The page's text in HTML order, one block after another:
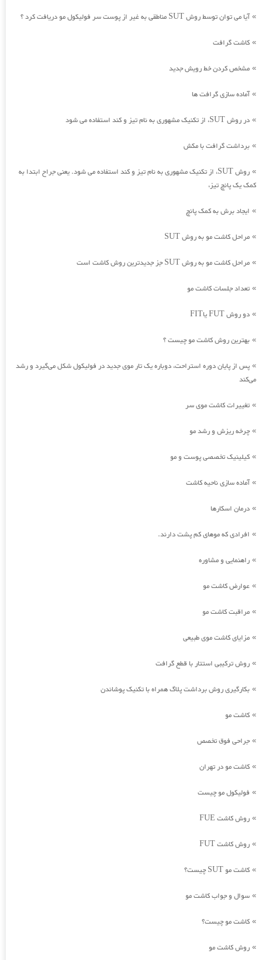
»آیا می توان توسط روش SUT مناطقی به غیر از پوست سر فولیکول مو دریافت کرد ؟
» کاشت گرافت
» مشخص کردن خط رویش جدید
»آماده سازی گرافت ها
» در روش SUT، از تکنیک مشهوری به نام تیز و کند استفاده می شود
» برداشت گرافت با مکش
»
روش SUT، از تکنیک مشهوری به نام تیز و کند استفاده می شود. یعنی جراح ابتدا به
کمک یک پانچ تیز،
» ایجاد برش به کمک پانچ
» مراحل کاشت مو به روش SUT
» مراحل کاشت مو به روش SUT جز جدیدترین روش کاشت است
» تعداد جلسات کاشت مو
» دو روش FUT یاFIT
» بهترین روش کاشت مو چیست ؟
» پس از پایان دوره استراحت، دوباره یک تار موی جدید در فولیکول شکل می‌گیرد و رشد
می‌کند
» تغییرات کاشت موی سر
» چرخه ریزش و رشد مو
» کیلینیک تخصصی پوست و مو
»آماده سازی ناحیه کاشت
» درمان اسکارها
» افرادی که موهای کم پشت دارند.
» راهنمایی و مشاوره
» عوارض کاشت مو
» مراقبت کاشت مو
» مزایای کاشت موی طبیعی
» روش ترکیبی استتار با قطع گرافت
» بکارگیری روش برداشت پلاگ همراه با تکنیک پوشاندن
» کاشت مو
» جراحی فوق تخصص
» کاشت مو در تهران
» فولیکول مو چیست
» روش کاشت FUE
» روش کاشت FUT
» کاشت مو SUT چیست؟
» سوال و جواب کاشت مو
» کاشت مو چیست؟
» روش کاشت مو